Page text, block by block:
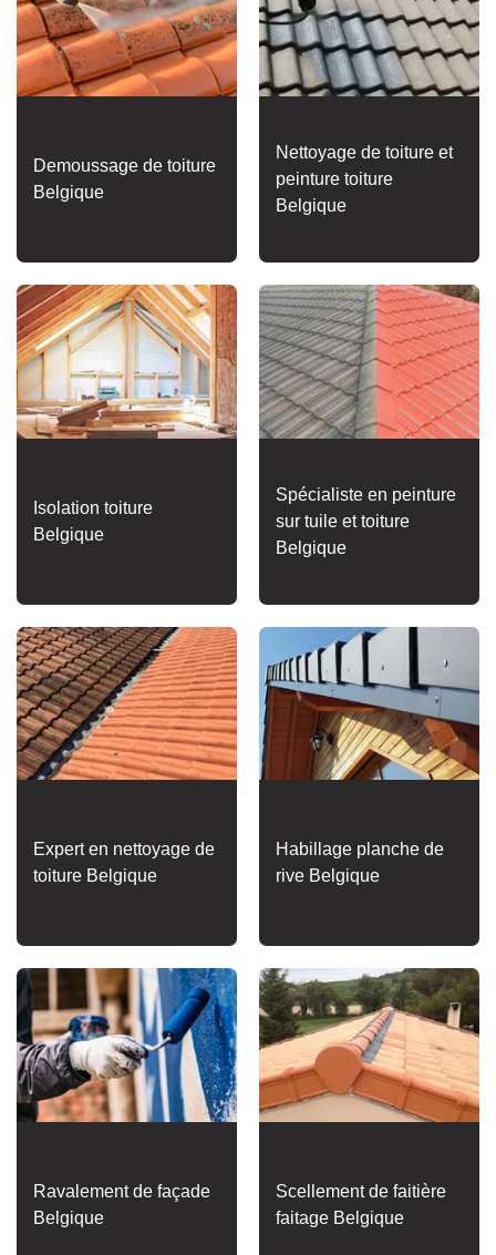
Demoussage de toiture
Belgique
Nettoyage de toiture et
peinture toiture
Belgique
Isolation toiture
Belgique
Spécialiste en peinture
sur tuile et toiture
Belgique
Expert en nettoyage de
toiture Belgique
Habillage planche de
rive Belgique
Ravalement de façade
Belgique
Scellement de faitière
faitage Belgique